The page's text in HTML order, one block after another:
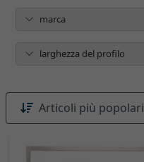
marca
larghezza del profilo
Articoli più popolari